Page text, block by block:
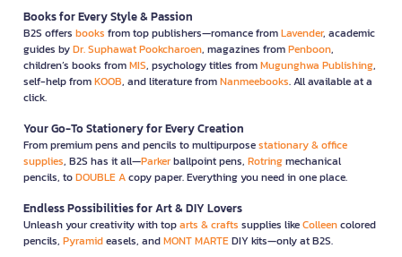
Books for Every Style & Passion
B2S offers books from top publishers—romance fromLavender, academic
guides byDr. Suphawat Pookcharoen, magazines fromPenboon,
children’s books fromMIS, psychology titles fromMugunghwa Publishing,
self-help fromKOOB, and literature fromNanmeebooks. All available at a
click.
Your Go-To Stationery for Every Creation
From premium pens and pencils to multipurposestationary & office
supplies, B2S has it all—Parkerballpoint pens, Rotringmechanical
pencils, toDOUBLE Acopy paper. Everything you need in one place.
Endless Possibilities for Art & DIY Lovers
Unleash your creativity with toparts & crafts supplies likeColleencolored
pencils, Pyramideasels, andMONT MARTEDIY kits—only at B2S.